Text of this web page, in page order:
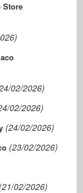
Store
02/2026)
02/2026)
(24/02/2026)
(23/02/2026)
(21/02/2026)